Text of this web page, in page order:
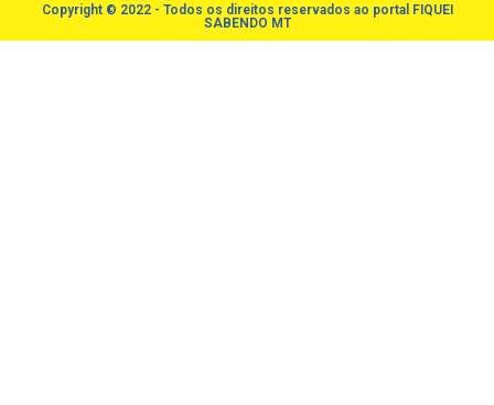
Copyright © 2022 - Todos os direitos reservados ao portal FIQUEI
SABENDO MT